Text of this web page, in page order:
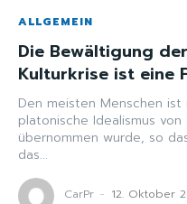
ALLGEMEIN
Die Bewältigung
Kulturkrise ist eine
Den meisten Menschen
platonische Idealismus
übernommen wurde, so
das...
CarPr - 12. Oktober